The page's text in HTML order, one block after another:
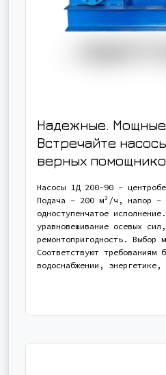
Надежные.
Встречайте
верных
Насосы 1Д 200-90 -
Подача - 200 м³/ч, напор -
одноступенчатое
уравновешивание осевых
ремонтопригодность. Выбор
Соответствуют требованиям
водоснабжении,